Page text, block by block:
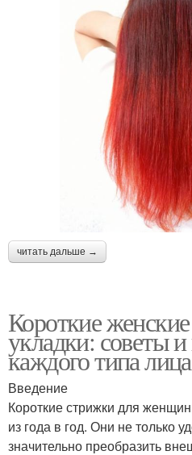
читать дальше →
Короткие
укладки: советы
каждого типа лица
Введение
Короткие стрижки для
из года в год. Они не только
значительно преобразить